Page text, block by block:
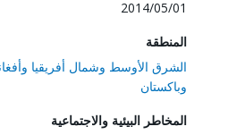
2014/05/01
المنطقة
الشرق الأوسط وشمال أفريقيا
وباكستان
المخاطر البيئية والاجتماعية